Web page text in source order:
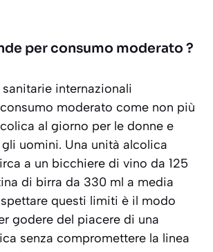
per consumo moderato ?
internazionali
moderato come non più
al giorno per le donne e
uomini. Una unità alcolica
a un bicchiere di vino da 125
di birra da 330 ml a media
questi limiti è il modo
godere del piacere di una
senza compromettere la linea